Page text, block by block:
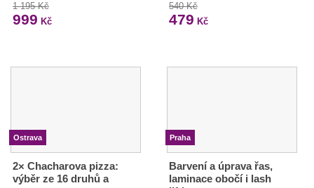
1 195 Kč
999 Kč
540 Kč
479 Kč
Ostrava
2× Chacharova pizza:
výběr ze 16 druhů a
Praha
Barvení a úprava řas,
laminace obočí i lash